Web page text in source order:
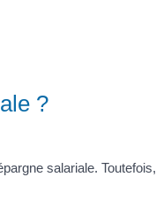
?
salariale. Toutefois,